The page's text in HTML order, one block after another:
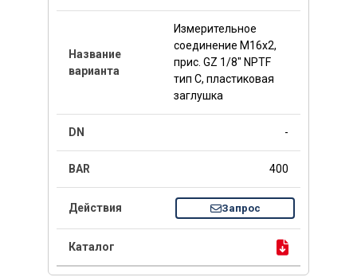
Измерительное
соединение M16x2,
прис. GZ 1/8" NPTF
тип C, пластиковая
заглушка
-
400
Запрос